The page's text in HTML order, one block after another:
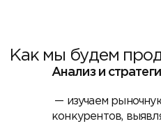
Как мы будем
Анализ и
— изучаем
конкурентов,